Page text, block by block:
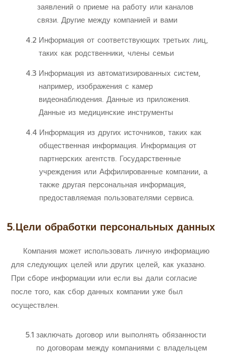
заявлений о приеме на работу или каналов
связи. Другие между компанией и вами
4.2 Информация от соответствующих третьих лиц,
таких как родственники, члены семьи
4.3 Информация из автоматизированных систем,
например, изображения с камер
видеонаблюдения. Данные из приложения.
Данные из медицинские инструменты
4.4 Информация из других источников, таких как
общественная информация. Информация от
партнерских агентств. Государственные
учреждения или Аффилированные компании, а
также другая персональная информация,
предоставляемая пользователями сервиса.
5.Цели обработки персональных данных
Компания может использовать личную информацию
для следующих целей или других целей, как указано.
При сборе информации или если вы дали согласие
после того, как сбор данных компании уже был
осуществлен.
5.1 заключать договор или выполнять обязанности
по договорам между компаниями с владельцем